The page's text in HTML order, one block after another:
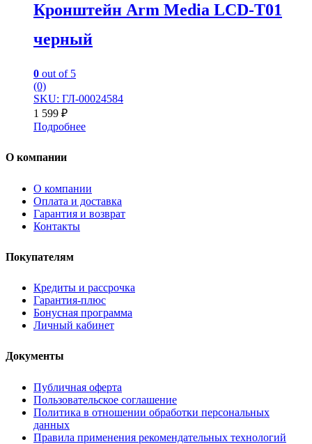
Кронштейн Arm Media LCD-T01
черный
0 out of 5
(0)
SKU: ГЛ-00024584
1 599 ₽
Подробнее
О компании
О компании
Оплата и доставка
Гарантия и возврат
Контакты
Покупателям
Кредиты и рассрочка
Гарантия-плюс
Бонусная программа
Личный кабинет
Документы
Публичная оферта
Пользовательское соглашение
Политика в отношении обработки персональных
данных
Правила применения рекомендательных технологий